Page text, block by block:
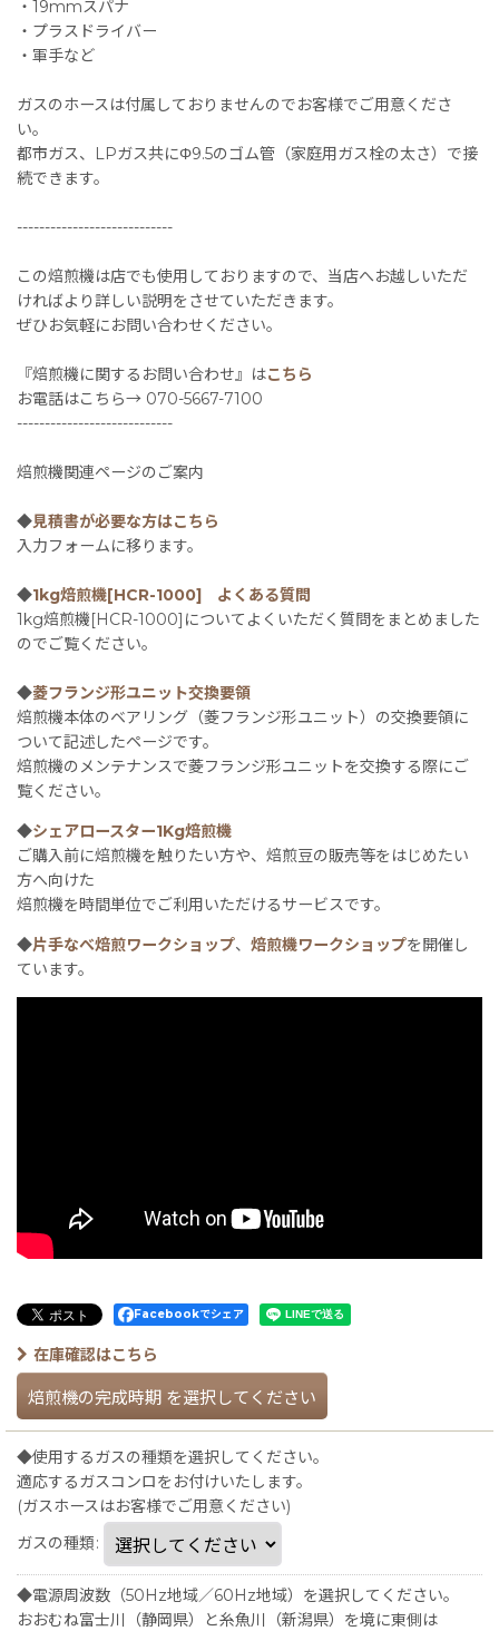
・19mmスパナ
・プラスドライバー
・軍手など
ガスのホースは付属しておりませんのでお客様でご用意くださ
い。
都市ガス、LPガス共にΦ9.5のゴム管（家庭用ガス栓の太さ）で接
続できます。
----------------------------
この焙煎機は店でも使用しておりますので、当店へお越しいただ
ければより詳しい説明をさせていただきます。
ぜひお気軽にお問い合わせください。
『焙煎機に関するお問い合わせ』はこちら
お電話はこちら→ 070-5667-7100
----------------------------
焙煎機関連ページのご案内
◆見積書が必要な方はこちら
入力フォームに移ります。
◆1kg焙煎機[HCR-1000] よくある質問
1kg焙煎機[HCR-1000]についてよくいただく質問をまとめました
のでご覧ください。
◆菱フランジ形ユニット交換要領
焙煎機本体のベアリング（菱フランジ形ユニット）の交換要領に
ついて記述したページです。
焙煎機のメンテナンスで菱フランジ形ユニットを交換する際にご
覧ください。
◆シェアロースター1Kg焙煎機
ご購入前に焙煎機を触りたい方や、焙煎豆の販売等をはじめたい
方へ向けた
焙煎機を時間単位でご利用いただけるサービスです。
◆片手なべ焙煎ワークショップ、 焙煎機ワークショップを開催し
ています。
Facebookでシェア
在庫確認はこちら
焙煎機の完成時期 を選択してください
◆使用するガスの種類を選択してください。
適応するガスコンロをお付けいたします。
(ガスホースはお客様でご用意ください)
ガスの種類:
◆電源周波数（50Hz地域／60Hz地域）を選択してください。
おおむね富士川（静岡県）と糸魚川（新潟県）を境に東側は